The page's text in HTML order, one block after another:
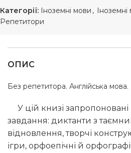
Категорії: Іноземні мови ,
Репетитори
ОПИС
Без репетитора. Англійська
У цій книзі запропоновані
завдання: диктанти з
відновлення, творчі
ігри, орфоепічні й